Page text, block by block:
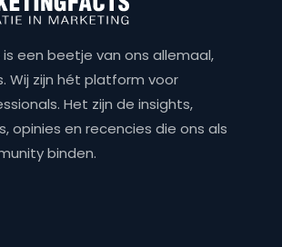
een beetje van ons allemaal,
Wij zijn hét platform voor
Het zijn de insights,
opinies en recencies die ons als
binden.